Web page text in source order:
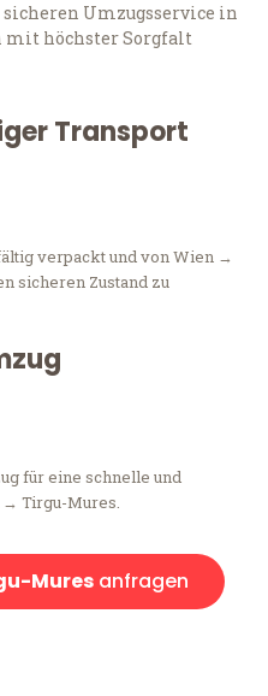
sicheren Umzugsservice in
mit höchster Sorgfalt
Transport
verpackt und von Wien →
sicheren Zustand zu
für eine schnelle und
Tirgu-Mures.
Muresanfragen